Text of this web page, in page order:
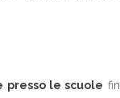
le scuole